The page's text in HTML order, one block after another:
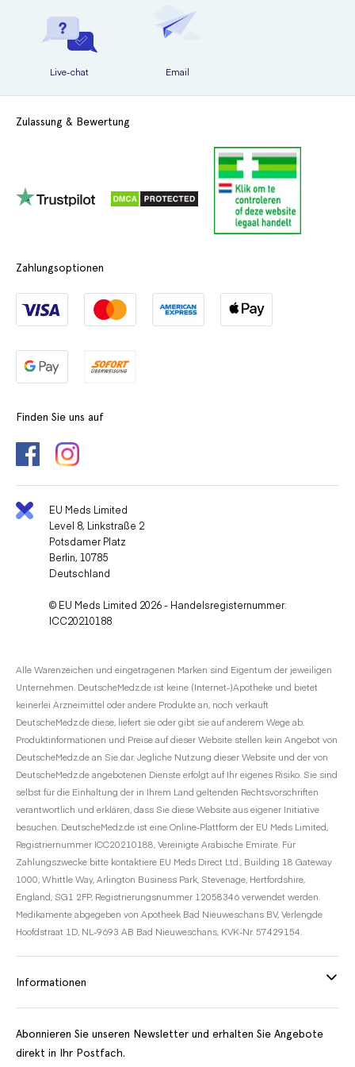
Live-chat Email
Zulassung & Bewertung
Zahlungsoptionen
Finden Sie uns auf
EU Meds Limited
Level 8, Linkstraße 2
Potsdamer Platz
Berlin, 10785
Deutschland
© EU Meds Limited 2026 - Handelsregisternummer:
ICC20210188
Alle Warenzeichen und eingetragenen Marken sind Eigentum der jeweiligen
Unternehmen. DeutscheMedz.de ist keine (Internet-)Apotheke und bietet
keinerlei Arzneimittel oder andere Produkte an, noch verkauft
DeutscheMedz.de diese, liefert sie oder gibt sie auf anderem Wege ab.
Produktinformationen und Preise auf dieser Website stellen kein Angebot von
DeutscheMedz.de an Sie dar. Jegliche Nutzung dieser Website und der von
DeutscheMedz.de angebotenen Dienste erfolgt auf Ihr eigenes Risiko. Sie sind
selbst für die Einhaltung der in Ihrem Land geltenden Rechtsvorschriften
verantwortlich und erklären, dass Sie diese Website aus eigener Initiative
besuchen. DeutscheMedz.de ist eine Online-Plattform der EU Meds Limited,
Registriernummer ICC20210188, Vereinigte Arabische Emirate. Für
Zahlungszwecke bitte kontaktiere EU Meds Direct Ltd., Building 18 Gateway
1000, Whittle Way, Arlington Business Park, Stevenage, Hertfordshire,
England, SG1 2FP, Registrierungsnummer 12058346 verwendet werden.
Medikamente abgegeben von Apotheek Bad Nieuweschans BV, Verlengde
Hoofdstraat 1D, NL-9693 AB Bad Nieuweschans, KVK-Nr. 57429154.
Informationen
Abonnieren Sie unseren Newsletter und erhalten Sie Angebote
direkt in Ihr Postfach.